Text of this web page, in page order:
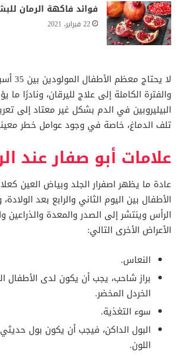
فوائد فاكهة الرمان
22 فبراير، 2021
لا
والفترة الكاملة إلى علاج لليرقان، ونادرًا
البيليروبين في الدم بشكل غير معتاد إلى
تلف الدماغ، خاصة في وجود عوامل خطر
علامات أبو صفار عند
عادة ما يظهر اصفرار الجلد وبياض العين
الأطفال بين اليوم الثاني والرابع بعد
الرأس وينتشر إلى الصدر والمعدة
الأعراض الأخرى التالي:
النعاس.
براز شاحب، يجب أن يكون لدى الأطفال
الخردل المخضر.
سوء التغذية.
البول الداكن، فيجب أن يكون بول
اللون.